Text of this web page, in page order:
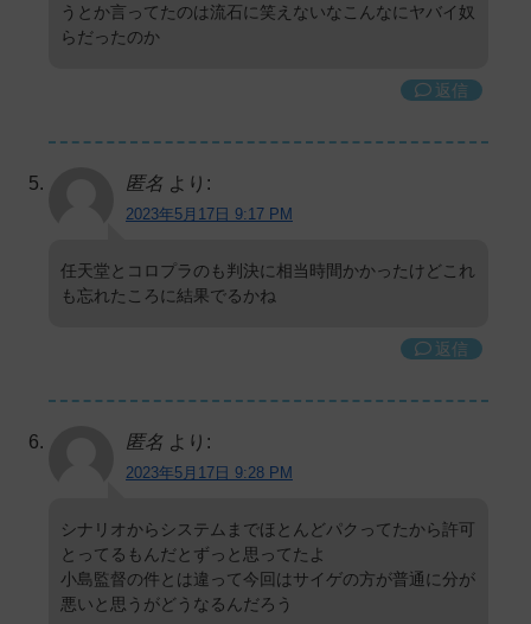
うとか言ってたのは流石に笑えないなこんなにヤバイ奴
らだったのか
返信
匿名 より:
2023年5月17日 9:17 PM
任天堂とコロプラのも判決に相当時間かかったけどこれ
も忘れたころに結果でるかね
返信
匿名 より:
2023年5月17日 9:28 PM
シナリオからシステムまでほとんどパクってたから許可
とってるもんだとずっと思ってたよ
小島監督の件とは違って今回はサイゲの方が普通に分が
悪いと思うがどうなるんだろう